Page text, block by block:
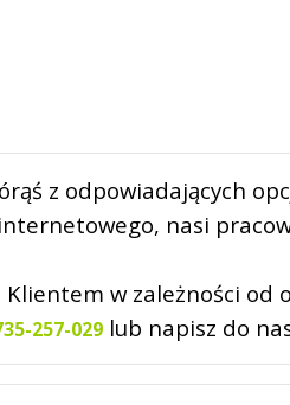
z odpowiadających
nasi
w zależności od
257-029 lub napisz do